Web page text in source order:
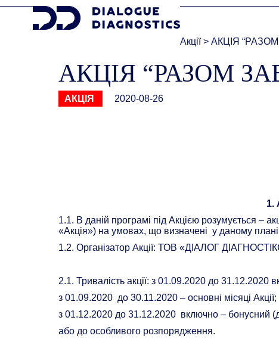
Акції> АКЦІЯ
АКЦІЯ “РАЗОМ
АКЦІЯ 2020-08-26
1.
1.1. В даній програмі під Акцією розумується –
«Акція») на умовах, що визначені у даному
1.2. Організатор Акції: ТОВ «ДІАЛОГ
2.1. Тривалість акції: з 01.09.2020 до 31.12.2020
з 01.09.2020 до 30.11.2020 – основні місяці Акції;
з 01.12.2020 до 31.12.2020 включно – бонусний
або до особливого розпорядження.